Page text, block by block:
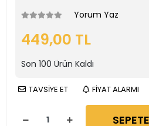
Yorum Yaz
449,00 TL
Son 100 Ürün Kaldı
TAVSİYE ET FİYAT ALARMI